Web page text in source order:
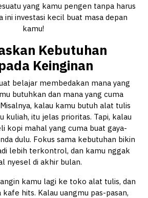
yang kamu pengen tanpa harus
ini investasi kecil buat masa depan
kamu!
Kebutuhan
Keinginan
belajar membedakan mana yang
butuhkan dan mana yang cuma
kalau kamu butuh alat tulis
kuliah, itu jelas prioritas. Tapi, kalau
kopi mahal yang cuma buat gaya-
dulu. Fokus sama kebutuhan bikin
lebih terkontrol, dan kamu nggak
nyesel di akhir bulan.
kamu lagi ke toko alat tulis, dan
kafe hits. Kalau uangmu pas-pasan,